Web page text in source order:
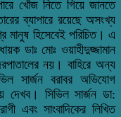
খোঁজ নিতে গিয়ে জানতে
ব্যাপারে রয়েছে অসংখ্য
মানুষ হিসেবেই পরিচিত। এ
ডাঃ মোঃ ওয়াহীদুজ্জামান
নয়। বাহিরে অন্য
সার্জন বরাবর অভিযোগ
দেখব। সিভিল সার্জন ডা:
এবং সাংবাদিকের লিখিত